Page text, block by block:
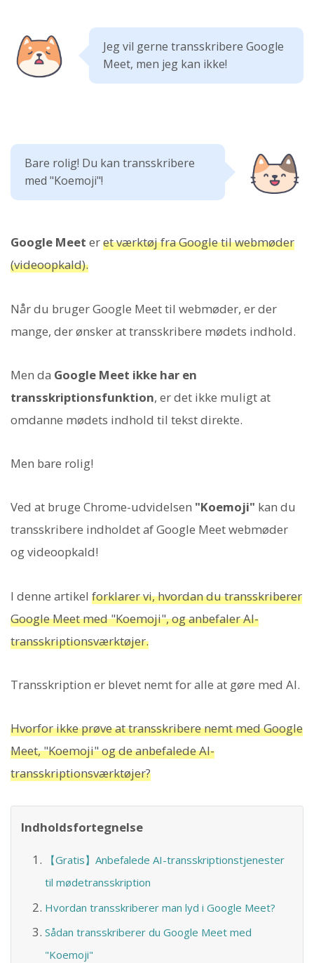
Jeg vil gerne transskribere Google
Meet, men jeg kan ikke!
Bare rolig! Du kan transskribere
med "Koemoji"!
Google Meet eret værktøj fra Google til webmøder
(videoopkald).
Når du bruger Google Meet til webmøder, er der
mange, der ønsker at transskribere mødets indhold.
Men da Google Meet ikke har en
transskriptionsfunktion, er det ikke muligt at
omdanne mødets indhold til tekst direkte.
Men bare rolig!
Ved at bruge Chrome-udvidelsen "Koemoji" kan du
transskribere indholdet af Google Meet webmøder
og videoopkald!
I denne artikel forklarer vi, hvordan du transskriberer
Google Meet med "Koemoji", og anbefaler AI-
transskriptionsværktøjer.
Transskription er blevet nemt for alle at gøre med AI.
Hvorfor ikke prøve at transskribere nemt med Google
Meet, "Koemoji" og de anbefalede AI-
transskriptionsværktøjer?
Indholdsfortegnelse
【Gratis】Anbefalede AI-transskriptionstjenester
til mødetransskription
Hvordan transskriberer man lyd i Google Meet?
Sådan transskriberer du Google Meet med
"Koemoji"